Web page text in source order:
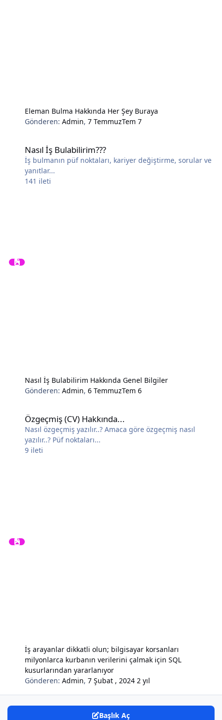
Eleman Bulma Hakkında Her Şey Buraya
Gönderen:Admin,7 TemmuzTem 7
Nasıl İş Bulabilirim???
İş bulmanın püf noktaları, kariyer değiştirme, sorular ve
yanıtlar...
141 ileti
Nasıl İş Bulabilirim Hakkında Genel Bilgiler
Gönderen:Admin,6 TemmuzTem 6
Özgeçmiş (CV) Hakkında...
Nasıl özgeçmiş yazılır..? Amaca göre özgeçmiş nasıl
yazılır..? Püf noktaları...
9 ileti
İş arayanlar dikkatli olun; bilgisayar korsanları
milyonlarca kurbanın verilerini çalmak için SQL
kusurlarından yararlanıyor
Gönderen:Admin,7 Şubat , 2024 2 yıl
Başlık Aç